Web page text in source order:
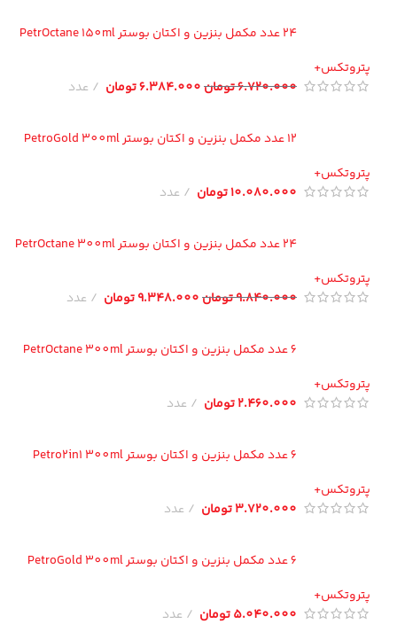
24 عدد مکمل بنزین و اکتان بوستر PetrOctane 150ml
6.720.000تومان6.384.000تومان عدد
12 عدد مکمل بنزین و اکتان بوستر PetroGold 300ml
10.080.000تومان عدد
24 عدد مکمل بنزین و اکتان بوستر PetrOctane 300ml
9.840.000تومان9.348.000تومان عدد
6 عدد مکمل بنزین و اکتان بوستر PetrOctane 300ml
2.460.000تومان عدد
6 عدد مکمل بنزین و اکتان بوستر Petro2in1 300ml
3.720.000تومان عدد
6 عدد مکمل بنزین و اکتان بوستر PetroGold 300ml
5.040.000تومان عدد